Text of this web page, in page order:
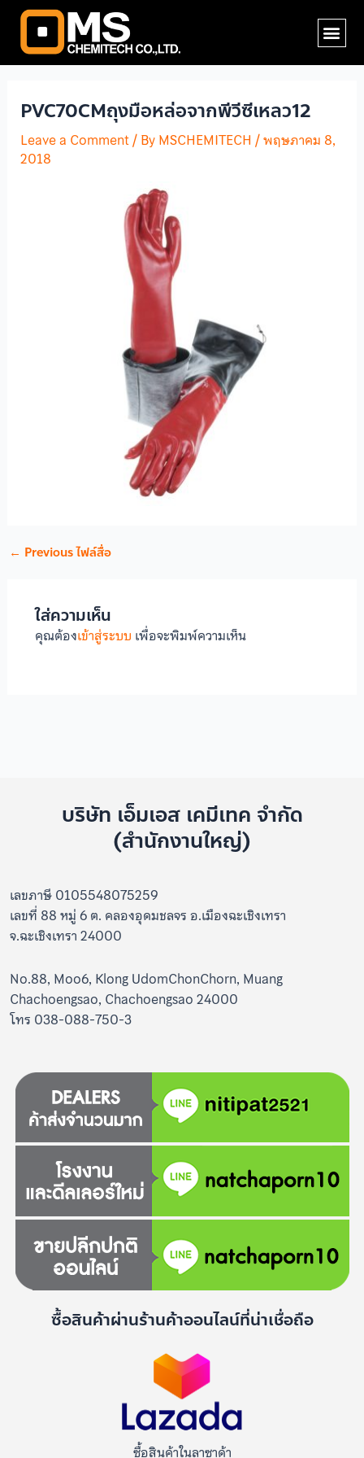
Skip
content
PVC70CMถุงมือหล่อจากพีวีซีเหลว12
Leave a Comment/ ByMSCHEMITECH /พฤษภาคม 8,
2018
Post
navigation
← Previous ไฟล์สื่อ
ใส่ความเห็น
คุณต้องเข้าสู่ระบบ เพื่อจะพิมพ์ความเห็น
บริษัท เอ็มเอส เคมีเทค จำกัด
(สำนักงานใหญ่)
เลขภาษี 0105548075259
เลขที่ 88 หมู่ 6 ต. คลองอุดมชลจร อ.เมืองฉะเชิงเทรา
จ.ฉะเชิงเทรา 24000
No.88, Moo6, Klong UdomChonChorn, Muang
Chachoengsao, Chachoengsao 24000
โทร 038-088-750-3
ซื้อสินค้าผ่านร้านค้าออนไลน์ที่น่าเชื่อถือ
ซื้อสินค้าในลาซาด้า